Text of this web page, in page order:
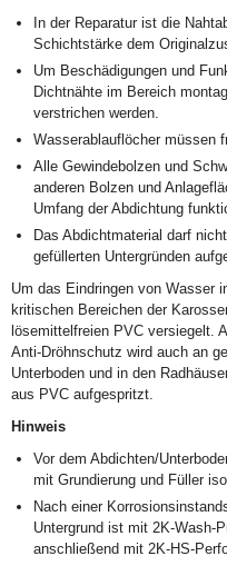
In der Reparatur ist die
Schichtstärke dem
Um Beschädigungen und
Dichtnähte im Bereich
verstrichen werden.
Wasserablauflöcher müssen
Alle Gewindebolzen und
anderen Bolzen und
Umfang der Abdichtung
Das Abdichtmaterial darf
gefüllerten Untergründen
Um das Eindringen von Wasser
kritischen Bereichen der
lösemittelfreien PVC versiegelt.
Anti-Dröhnschutz wird auch an
Unterboden und in den
aus PVC aufgespritzt.
Hinweis
Vor dem Abdichten/
mit Grundierung und Füller
Nach einer
Untergrund ist mit 2K-Wash-
anschließend mit 2K-HS-